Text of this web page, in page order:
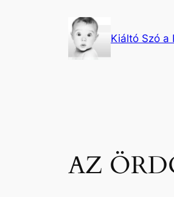
Kiáltó Szó a
AZ